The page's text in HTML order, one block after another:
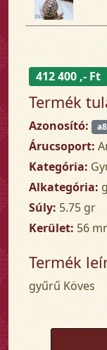
412 400 ,- Ft
Termék
Azonosító:
Árucsoport:
Kategória:
Alkategória:
Súly: 5.75 gr
Kerület: 56
Termék
gyűrű Köves